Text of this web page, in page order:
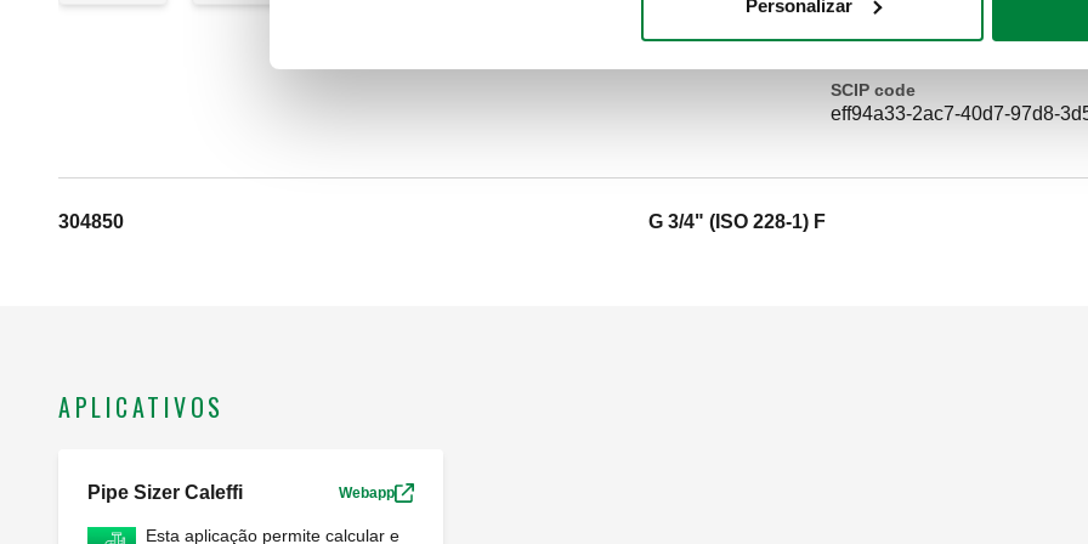
Personalizar
SCIP code
eff94a33-2ac7-40d7-97d8-
304850 G 3/4" (ISO 228-1) F
APLICATIVOS
Pipe Sizer Caleffi Webapp
Esta aplicação permite calcular e